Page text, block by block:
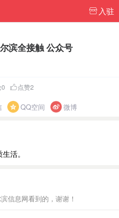
入驻
滨全接触 公众号
点赞2
QQ空间 微博
活。
信息网看到的，谢谢！